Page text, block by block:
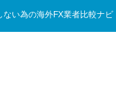
い為の海外FX業者比較ナビ